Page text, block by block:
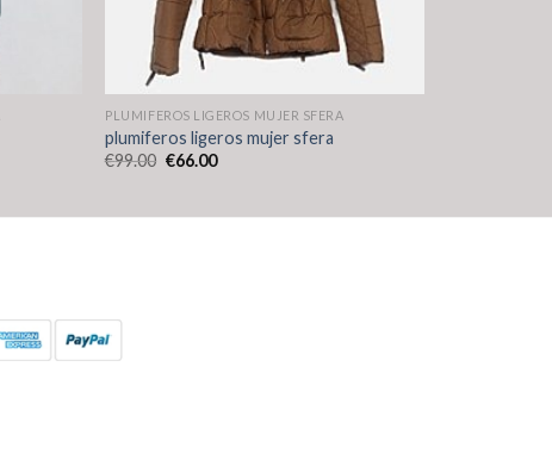
PLUMIFEROS LIGEROS MUJER SFERA
plumiferos ligeros mujer sfera
€99.00 €66.00